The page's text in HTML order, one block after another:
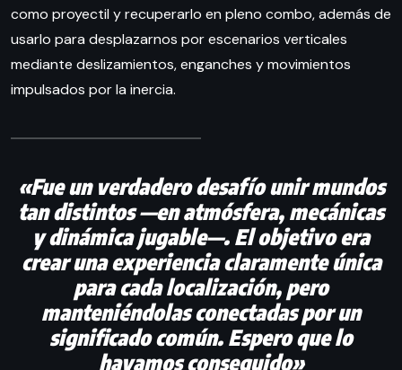
como proyectil y recuperarlo en pleno combo, además de
usarlo para desplazarnos por escenarios verticales
mediante deslizamientos, enganches y movimientos
impulsados por la inercia.
«Fue un verdadero desafío unir mundos
tan distintos —en atmósfera, mecánicas
y dinámica jugable—. El objetivo era
crear una experiencia claramente única
para cada localización, pero
manteniéndolas conectadas por un
significado común. Espero que lo
hayamos conseguido»